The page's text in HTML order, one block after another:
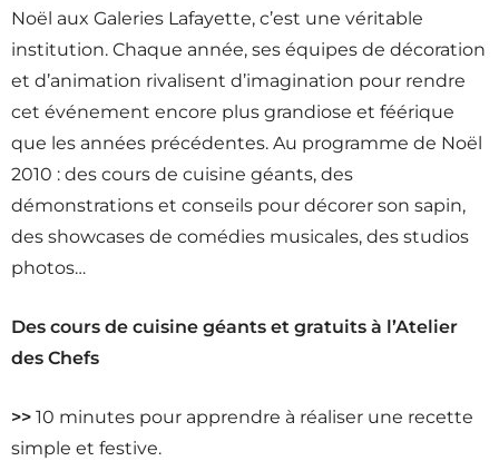
Noël aux Galeries Lafayette, c’est une véritable
institution. Chaque année, ses équipes de décoration
et d’animation rivalisent d’imagination pour rendre
cet événement encore plus grandiose et féérique
que les années précédentes. Au programme de Noël
2010 : des cours de cuisine géants, des
démonstrations et conseils pour décorer son sapin,
des showcases de comédies musicales, des studios
photos…
Des cours de cuisine géants et gratuits à l’Atelier
des Chefs
>> 10 minutes pour apprendre à réaliser une recette
simple et festive.